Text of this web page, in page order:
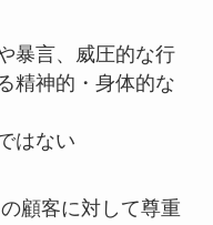
暴言、威圧的な行
精神的・身体的な
はない
顧客に対して尊重